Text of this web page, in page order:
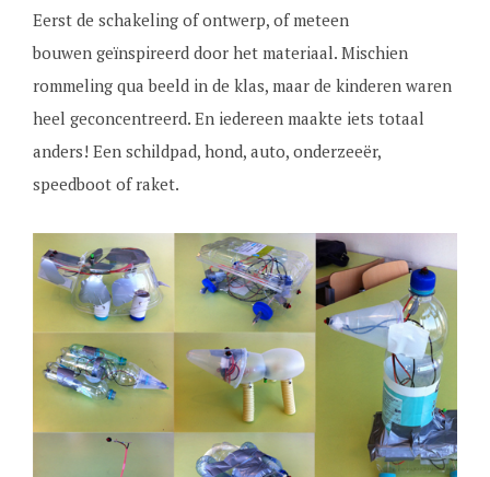
Eerst de schakeling of ontwerp, of meteen
bouwen geïnspireerd door het materiaal. Mischien
rommeling qua beeld in de klas, maar de kinderen waren
heel geconcentreerd. En iedereen maakte iets totaal
anders! Een schildpad, hond, auto, onderzeeër,
speedboot of raket.